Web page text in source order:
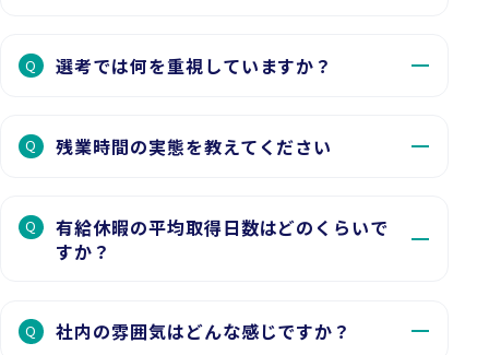
Q 選考では何を重視していますか？
Q 残業時間の実態を教えてください
Q
有給休暇の平均取得日数はどのくらいで
すか？
Q 社内の雰囲気はどんな感じですか？